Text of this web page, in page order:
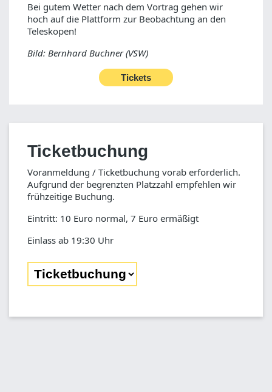
Bei gutem Wetter nach dem Vortrag gehen wir
hoch auf die Plattform zur Beobachtung an den
Teleskopen!
Bild: Bernhard Buchner (VSW)
Tickets
Ticketbuchung
Voranmeldung / Ticketbuchung vorab erforderlich.
Aufgrund der begrenzten Platzzahl empfehlen wir
frühzeitige Buchung.
Eintritt: 10 Euro normal, 7 Euro ermäßigt
Einlass ab 19:30 Uhr